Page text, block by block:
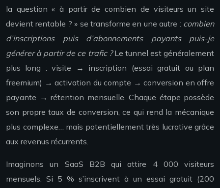
la question « à partir de combien de visiteurs un site
devient rentable ? » se transforme en une autre : combien
d’inscriptions puis d’abonnements payants puis-je
générer à partir de ce trafic ?Le tunnel est généralement
plus long : visite → inscription (essai gratuit ou plan
freemium) → activation du compte → conversion en offre
payante → rétention mensuelle. Chaque étape possède
son propre taux de conversion, ce qui rend la mécanique
plus complexe… mais potentiellement très lucrative grâce
aux revenus récurrents.
Imaginons un SaaS B2B qui attire 4 000 visiteurs
mensuels. Si 5 % s’inscrivent à un essai gratuit (200